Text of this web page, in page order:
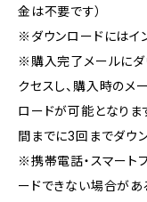
金は不要です）
※ダウンロードにはイ
※購入完了メールにダ
クセスし、購入時のメ
ロードが可能となりま
間までに3回までダウ
※携帯電話・スマート
ードできない場合があ